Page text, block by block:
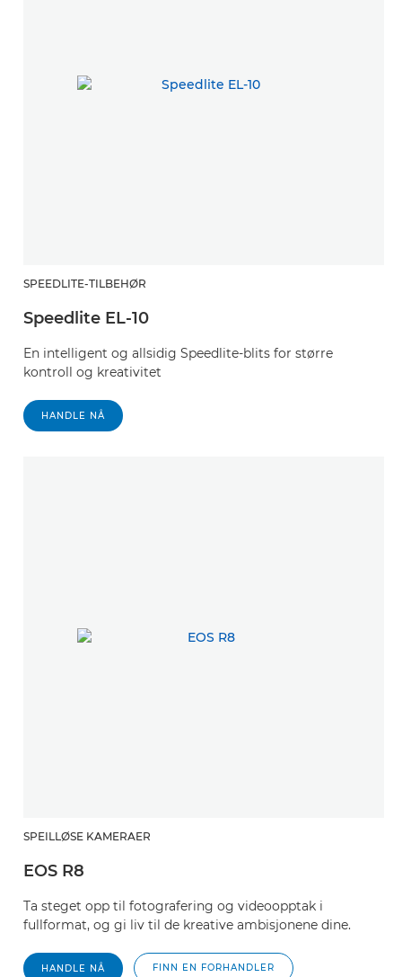
SPEEDLITE-TILBEHØR
Speedlite EL-10
En intelligent og allsidig Speedlite-blits for større
kontroll og kreativitet
HANDLE NÅ
SPEILLØSE KAMERAER
EOS R8
Ta steget opp til fotografering og videoopptak i
fullformat, og gi liv til de kreative ambisjonene dine.
HANDLE NÅ FINN EN FORHANDLER